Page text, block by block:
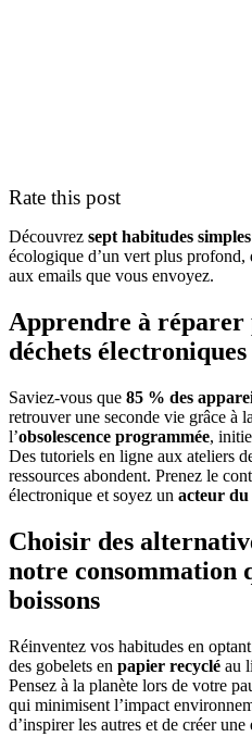
Rate this post
Découvrez sept habitudes simples
écologique d’un vert plus profond,
aux emails que vous envoyez.
Apprendre à réparer
déchets électroniques
Saviez-vous que 85 % des
retrouver une seconde vie grâce à
l’obsolescence programmée,
Des tutoriels en ligne aux ateliers
ressources abondent. Prenez le
électronique et soyez un acteur du
Choisir des
notre consommation
boissons
Réinventez vos habitudes en
des gobelets en papier recyclé au
Pensez à la planète lors de votre
qui minimisent l’impact
d’inspirer les autres et de créer une